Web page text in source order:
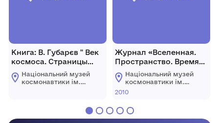
Книга: В. Губарєв " Век
космоса. Страницы
летописи." 672 с.
Видавництво:
Національний музей
космонавтики ім.
Журнал «Вселенная.
Пространство. Время»
№12 (78), 2010 р
Національний музей
космонавтики ім.
С.П. Корольова
2010